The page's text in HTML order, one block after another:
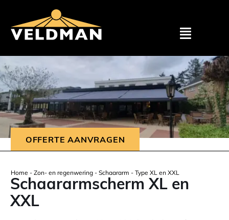
Particulier
Zakelijk
OFFERTE AANVRAGEN
Home - Zon- en regenwering- Schaararm - Type XL en XXL
Schaararmscherm XL en
XXL